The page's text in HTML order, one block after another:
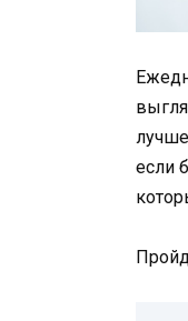
если